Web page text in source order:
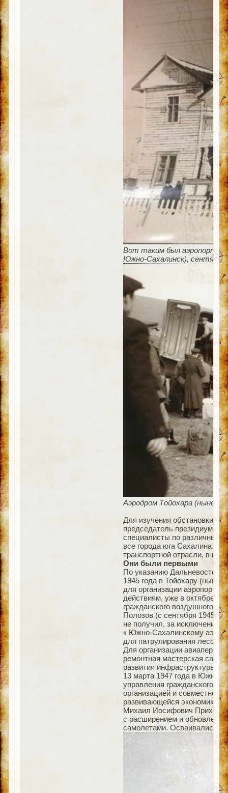
Вот таким был аэропорт
Южно-Сахалинск), сентябрь
Аэродром Тойохара (ныне
Для изучения обстановки,
председатель президиума
специалисты по различным
все города юга Сахалина,
транспортной отрасли, в
Они были первыми
По указанию
1945 года в Тойохару
для организации аэропорта
действиям, уже в октябре
гражданского воздушного
Полозов (с сентября 1945
не получил, за исключением
к Южно-Сахалинскому
для патрулирования лесов.
Для организации
ремонтная мастерская
развития инфраструктуры
13 марта 1947 года в Южно-
управления гражданского
организацией и совместно
развивающейся экономики
Михаил Иосифович
с расширением и
самолетами. Осваивались